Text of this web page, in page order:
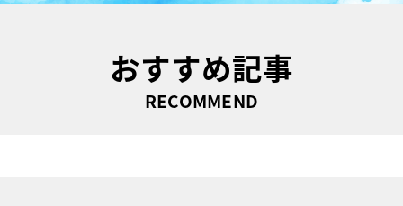
おすすめ記事
RECOMMEND